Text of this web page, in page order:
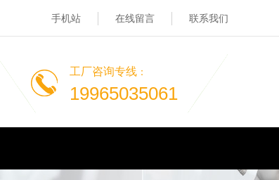
手机站 在线留言 联系我们
工厂咨询专线 ：
19965035061